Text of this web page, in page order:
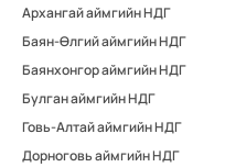
Архангай аймгийн НДГ
Баян-Өлгий аймгийн НДГ
Баянхонгор аймгийн НДГ
Булган аймгийн НДГ
Говь-Алтай аймгийн НДГ
Дорноговь аймгийн НДГ